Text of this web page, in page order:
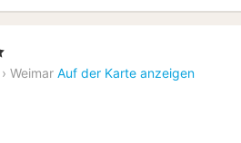
› Weimar Auf der Karte anzeigen